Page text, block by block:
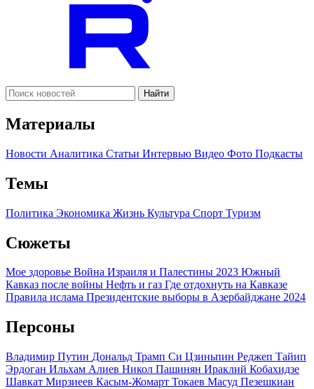
Найти
Материалы
Новости Аналитика Статьи Интервью Видео Фото Подкасты
Темы
Политика Экономика Жизнь Культура Спорт Туризм
Сюжеты
Мое здоровье Война Израиля и Палестины 2023 Южный
Кавказ после войны Нефть и газ Где отдохнуть на Кавказе
Правила ислама Президентские выборы в Азербайджане 2024
Персоны
Владимир Путин Дональд Трамп Си Цзиньпин Реджеп Тайип
Эрдоган Ильхам Алиев Никол Пашинян Ираклий Кобахидзе
Шавкат Мирзиеев Касым-Жомарт Токаев Масуд Пезешкиан